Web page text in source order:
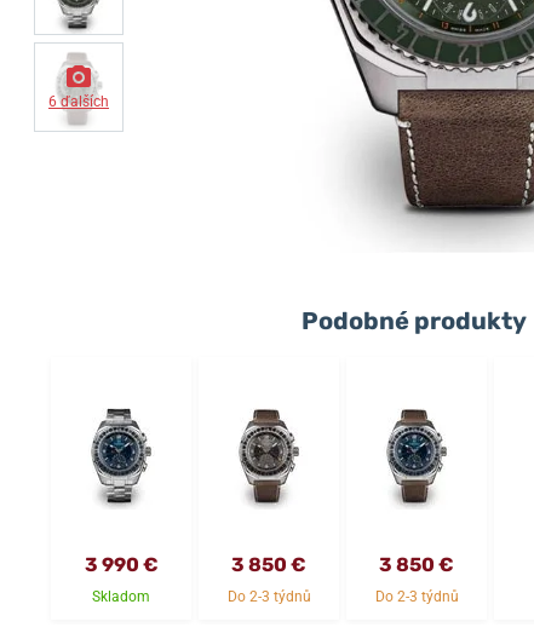
6 ďalších
Podobné produkty
3 990 €
Skladom
3 850 €
Do 2-3 týdnů
3 850 €
Do 2-3 týdnů